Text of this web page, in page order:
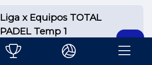
Liga x Equipos TOTAL
PADEL Temp 1
Inscripciones abiertas hasta el